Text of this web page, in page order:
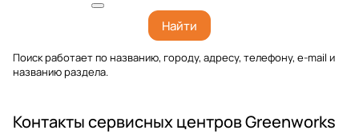
Найти
Поиск работает по названию, городу, адресу, телефону, e-mail и
названию раздела.
Контакты сервисных центров Greenworks